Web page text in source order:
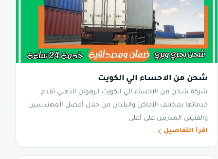
شحن من الاحساء الي الكويت
شركة شحن من الاحساء الي الكويت الرهوان الذهبي تقدم
خدماتها بمختلف الأماكن والبلدان من خلال أفضل المهندسين
والفنيين المدربين على أعلى
اقرأ التفاصيل